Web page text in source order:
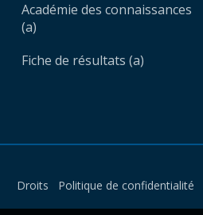
Académie des connaissances
(a)
Fiche de résultats (a)
Droits Politique de confidentialité